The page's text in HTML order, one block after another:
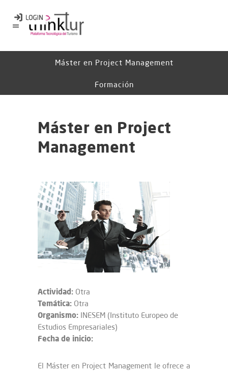
Máster en Project Management
Formación
Máster en Project
Management
Actividad: Otra
Temática: Otra
Organismo: INESEM (Instituto Europeo de
Estudios Empresariales)
Fecha de inicio:
El Máster en Project Management le ofrece a